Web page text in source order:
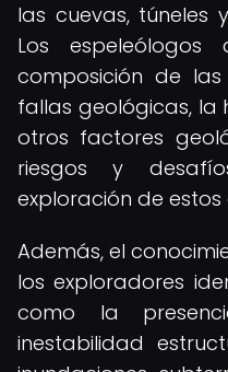
las cuevas, túneles
Los
composición de
fallas geológicas,
otros factores
riesgos y
exploración de estos
Además, el
los exploradores
como la
inestabilidad